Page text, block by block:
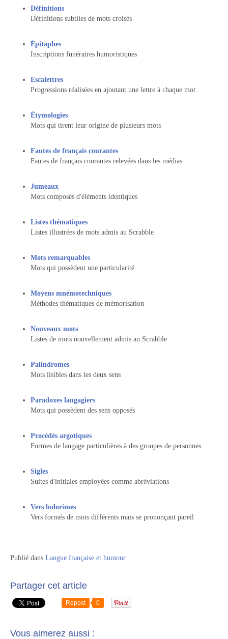
Définitions
Définitions subtiles de mots croisés
Épitaphes
Inscriptions funéraires humoristiques
Escalettres
Progressions réalisées en ajoutant une lettre à chaque mot
Étymologies
Mots qui tirent leur origine de plusieurs mots
Fautes de français courantes
Fautes de français courantes relevées dans les médias
Jumeaux
Mots composés d'éléments identiques
Listes thématiques
Listes illustrées de mots admis au Scrabble
Mots remarquables
Mots qui possèdent une particularité
Moyens mnémotechniques
Méthodes thématiques de mémorisation
Nouveaux mots
Listes de mots nouvellement admis au Scrabble
Palindromes
Mots lisibles dans les deux sens
Paradoxes langagiers
Mots qui possèdent des sens opposés
Procédés argotiques
Formes de langage particulières à des groupes de personnes
Sigles
Suites d'initiales employées comme abréviations
Vers holorimes
Vers formés de mots différents mais se prononçant pareil
Publié dans Langue française et humour
Partager cet article
Repost 0
Vous aimerez aussi :